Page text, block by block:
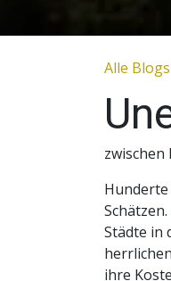
Alle Blogs
zwischen
Hunderte
Städte in
herrlichen
ihre